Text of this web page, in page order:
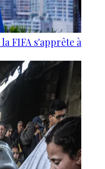
FIFA s'apprête à